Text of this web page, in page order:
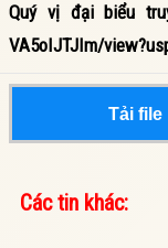
Quý vị đại biểu
VA5oIJTJIm/
Tải file
Các tin khác: